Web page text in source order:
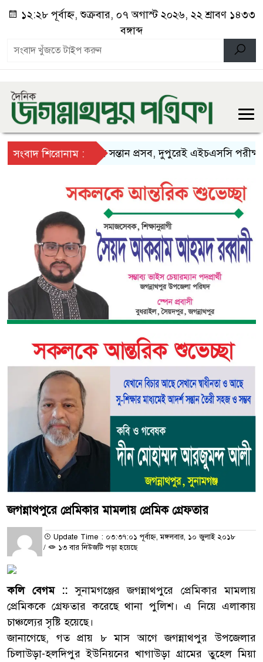
১২:২৮ পূর্বাহ্ন, শুক্রবার, ০৭ অগাস্ট ২০২৬, ২২ শ্রাবণ ১৪৩৩
বঙ্গাব্দ
সংবাদ শিরোনাম :সকালে সন্তান প্রসব, দুপুরেই এইচএসসি পরীক্ষায়
জগন্নাথপুরে প্রেমিকার মামলায় প্রেমিক গ্রেফতার
Update Time : ০৩:৩৭:০১ পূর্বাহ্ন, মঙ্গলবার, ১০ জুলাই ২০১৮
/
১৩ বার নিউজটি পড়া হয়েছে
কলি বেগম :: সুনামগঞ্জের জগন্নাথপুরে প্রেমিকার মামলায়
প্রেমিককে গ্রেফতার করেছে থানা পুলিশ। এ নিয়ে এলাকায়
চাঞ্চল্যের সৃষ্টি হয়েছে।
জানাগেছে, গত প্রায় ৮ মাস আগে জগন্নাথপুর উপজেলার
চিলাউড়া-হলদিপুর ইউনিয়নের খাগাউড়া গ্রামের তুহেল মিয়া